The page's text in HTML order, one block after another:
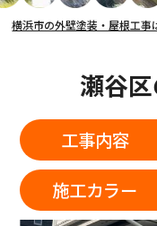
横浜市の外壁塗装・屋根工事
瀬谷
工事内容
施工カラー